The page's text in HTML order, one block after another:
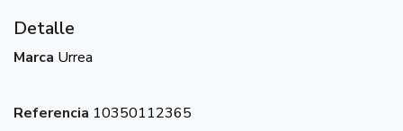
Detalle
Marca Urrea
Referencia 10350112365